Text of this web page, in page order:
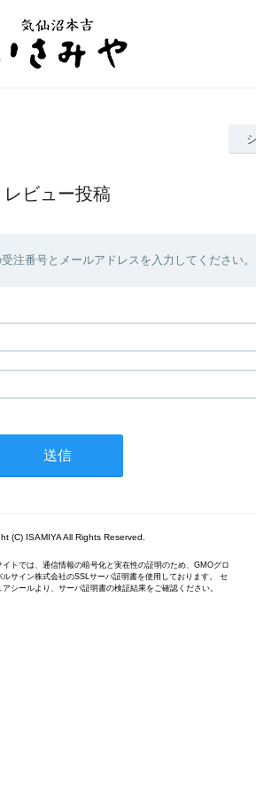
レビュー投稿
注番号とメールアドレスを入力してください。
(C) ISAMIYA All Rights Reserved.
イトでは、通信情報の暗号化と実在性の証明のため、GMOグロ
ルサイン株式会社のSSLサーバ証明書を使用しております。 セ
アシールより、サーバ証明書の検証結果をご確認ください。